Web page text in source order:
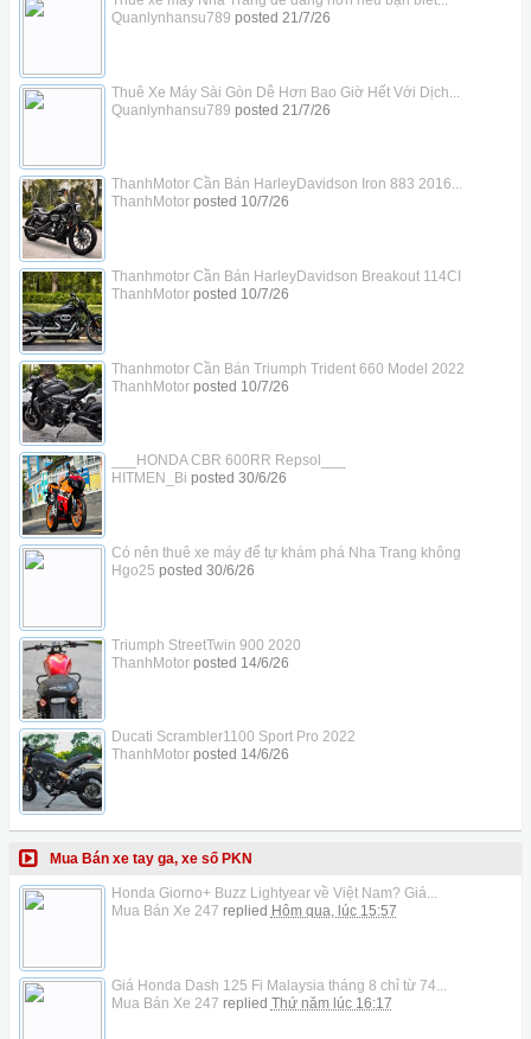
Quanlynhansu789 posted 21/7/26
Thuê Xe Máy Sài Gòn Dễ Hơn Bao Giờ Hết Với Dịch...
Quanlynhansu789 posted 21/7/26
ThanhMotor Cần Bán HarleyDavidson Iron 883 2016...
ThanhMotorposted 10/7/26
Thanhmotor Cần Bán HarleyDavidson Breakout 114CI
ThanhMotorposted 10/7/26
Thanhmotor Cần Bán Triumph Trident 660 Model 2022
ThanhMotorposted 10/7/26
___HONDA CBR 600RR Repsol___
HITMEN_Bi posted 30/6/26
Có nên thuê xe máy để tự khám phá Nha Trang không
Hgo25 posted 30/6/26
Triumph StreetTwin 900 2020
ThanhMotorposted 14/6/26
Ducati Scrambler1100 Sport Pro 2022
ThanhMotorposted 14/6/26
Mua Bán xe tay ga, xe số PKN
Honda Giorno+ Buzz Lightyear về Việt Nam? Giá...
Mua Bán Xe 247 replied Hôm qua, lúc 15:57
Giá Honda Dash 125 Fi Malaysia tháng 8 chỉ từ 74...
Mua Bán Xe 247 replied Thứ năm lúc 16:17